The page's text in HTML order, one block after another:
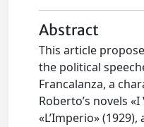
Abstract
This article
the political
Francalanza, a
Roberto’s novels
«L’Imperio»